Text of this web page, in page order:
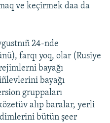
ve keçirmek daa da
24-nde
farqı yoq, olar (Rusiye
bayağı
bayağı
gruppaları
alıp baralar, yerli
bütün şeer